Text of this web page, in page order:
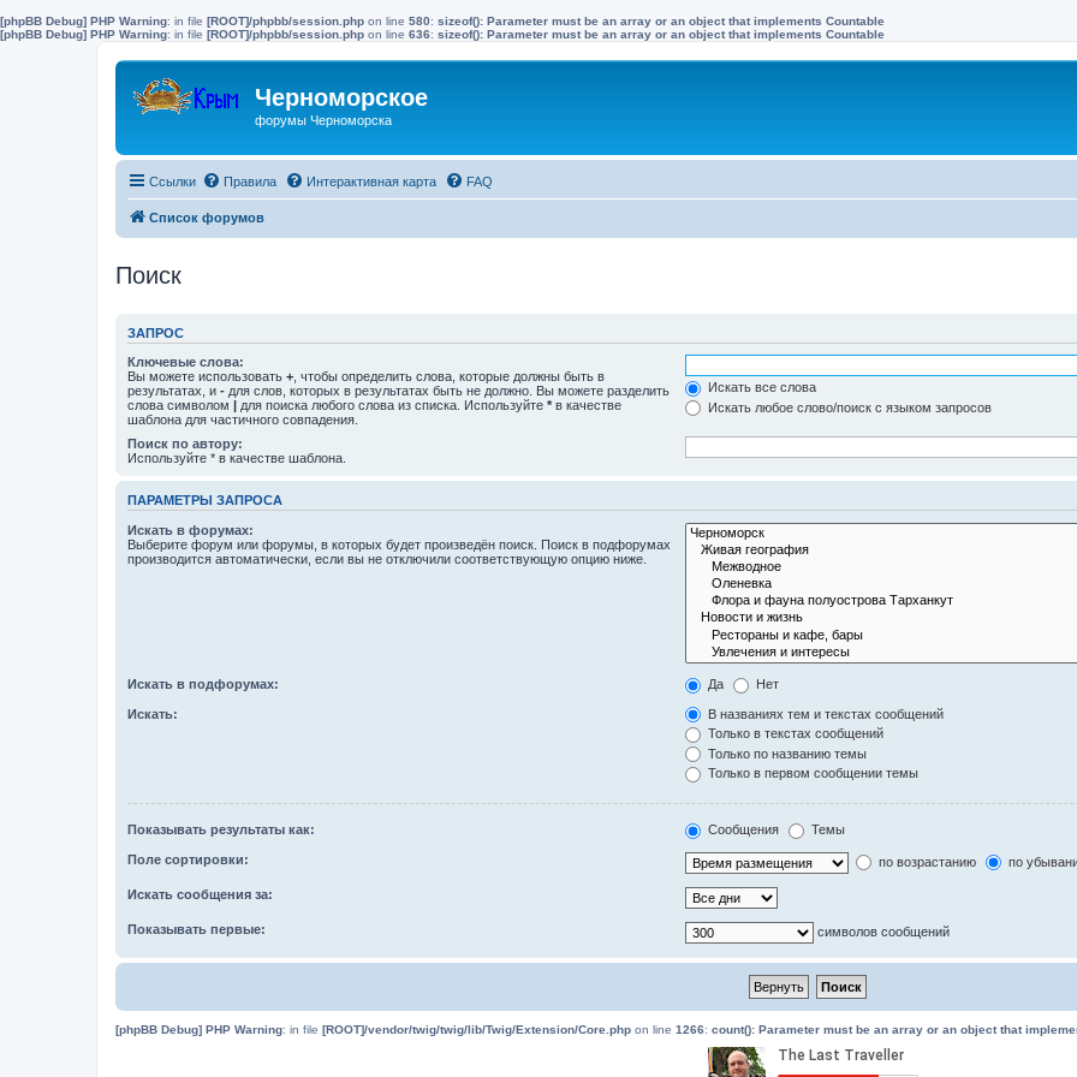
[phpBB Debug] PHP Warning: in file [ROOT]/phpbb/session.php on line 580: sizeof(): Parameter must be an array or an object that implements Countable
[phpBB Debug] PHP Warning: in file [ROOT]/phpbb/session.php on line 636: sizeof(): Parameter must be an array or an object that implements Countable
Черноморское
форумы Черноморска
Ссылки Правила Интерактивная карта FAQ
Список форумов
Поиск
ЗАПРОС
Ключевые слова:
Вы можете использовать + , чтобы определить слова, которые должны быть в
результатах, и - для слов, которых в результатах быть не должно. Вы можете разделить
слова символом | для поиска любого слова из списка. Используйте * в качестве
шаблона для частичного совпадения.
Искать все слова
Искать любое слово/поиск с языком запросов
Поиск по автору:
Используйте * в качестве шаблона.
ПАРАМЕТРЫ ЗАПРОСА
Искать в форумах:
Выберите форум или форумы, в которых будет произведён поиск. Поиск в подфорумах
производится автоматически, если вы не отключили соответствующую опцию ниже.
Искать в подфорумах: Да Нет
Искать:
В названиях тем и текстах сообщений
Только в текстах сообщений
Только по названию темы
Только в первом сообщении темы
Показывать результаты как: Сообщения Темы
Поле сортировки: по возрастанию по
Искать сообщения за:
Показывать первые: символов сообщений
[phpBB Debug] PHP Warning: in file [ROOT]/vendor/twig/twig/lib/Twig/Extension/Core.php on line 1266: count(): Parameter must be an array or an object that